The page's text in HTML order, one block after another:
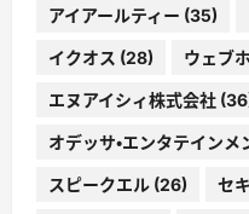
アイアールティー (35)
イクオス (28) ウェブ
エヌアイシィ株式会社
オデッサ・エンタテインメ
スピークエル (26) セ